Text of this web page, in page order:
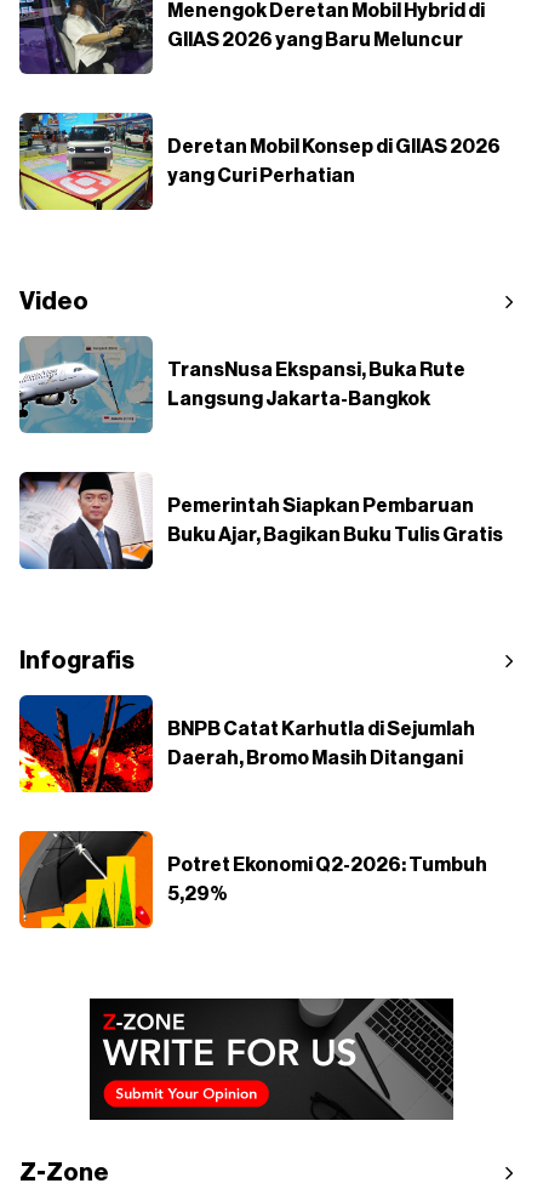
Menengok Deretan Mobil Hybrid di
GIIAS 2026 yang Baru Meluncur
Deretan Mobil Konsep di GIIAS 2026
yang Curi Perhatian
Video
TransNusa Ekspansi, Buka Rute
Langsung Jakarta-Bangkok
Pemerintah Siapkan Pembaruan
Buku Ajar, Bagikan Buku Tulis Gratis
Infografis
BNPB Catat Karhutla di Sejumlah
Daerah, Bromo Masih Ditangani
Potret Ekonomi Q2-2026: Tumbuh
5,29%
Z-Zone